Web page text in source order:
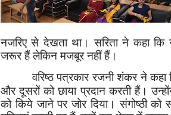
नजरिए से देखता था। सरिता ने कहा कि
जरूर हैं लेकिन मजबूर नहीं हैं।
वरिष्ठ पत्रकार रजनी शंकर ने कहा
और दूसरों को छाया प्रदान करती हैं।
को किये जाने पर जोर दिया। संगोष्ठी